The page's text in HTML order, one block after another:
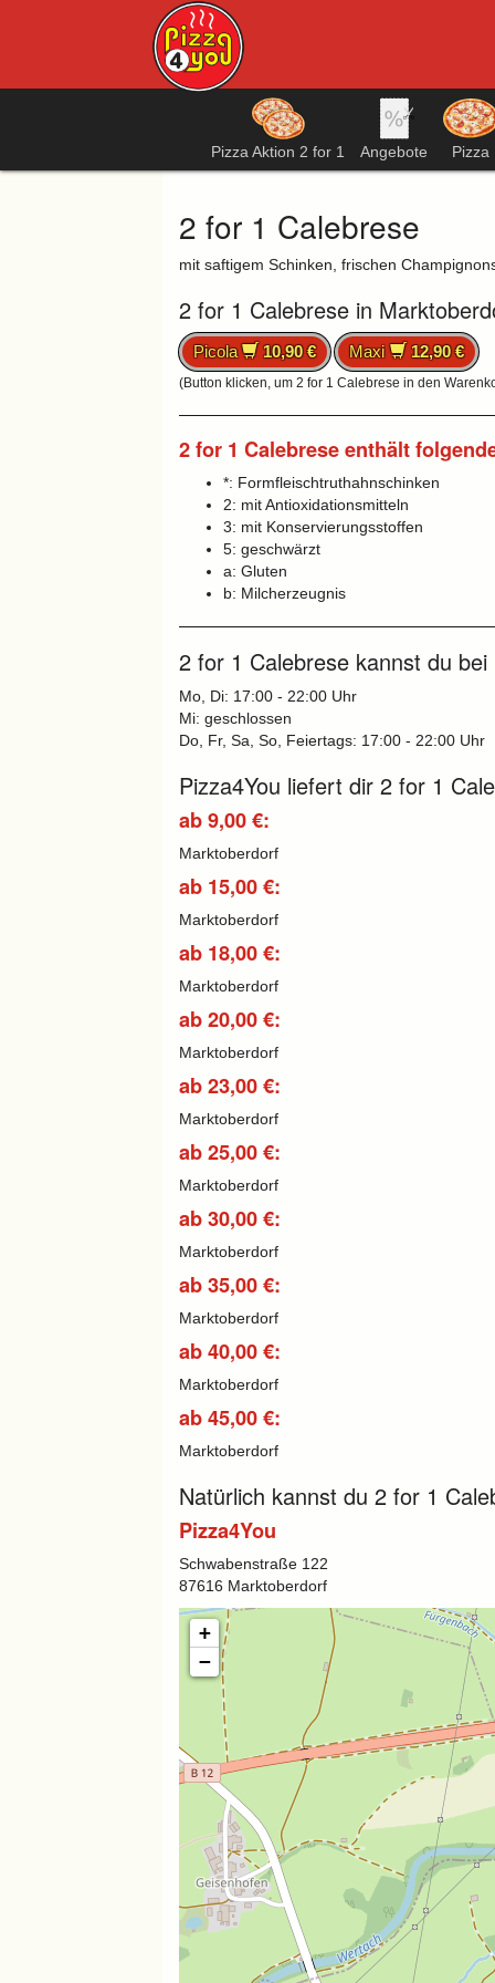
Pizza Aktion 2 for 1 Angebote Pizza
2 for 1 Calebrese
mit saftigem Schinken, frischen
2 for 1 Calebrese in
Picola 10,90 € Maxi 12,90 €
(Button klicken, um 2 for 1 Calebrese in den
2 for 1 Calebrese enthält
*: Formfleischtruthahnschinken
2: mit Antioxidationsmitteln
3: mit Konservierungsstoffen
5: geschwärzt
a: Gluten
b: Milcherzeugnis
2 for 1 Calebrese kannst du
Mo, Di: 17:00 - 22:00 Uhr
Mi: geschlossen
Do, Fr, Sa, So, Feiertags: 17:00 - 22:00 Uhr
Pizza4You liefert dir 2 for 1
ab 9,00 €:
Marktoberdorf
ab 15,00 €:
Marktoberdorf
ab 18,00 €:
Marktoberdorf
ab 20,00 €:
Marktoberdorf
ab 23,00 €:
Marktoberdorf
ab 25,00 €:
Marktoberdorf
ab 30,00 €:
Marktoberdorf
ab 35,00 €:
Marktoberdorf
ab 40,00 €:
Marktoberdorf
ab 45,00 €:
Marktoberdorf
Natürlich kannst du 2 for 1
Pizza4You
Schwabenstraße 122
87616 Marktoberdorf
+
−